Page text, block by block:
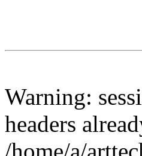
Warning:
headers